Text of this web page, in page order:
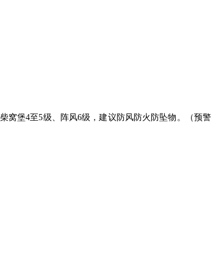
窝堡4至5级、阵风6级，建议防风防火防坠物。（预警